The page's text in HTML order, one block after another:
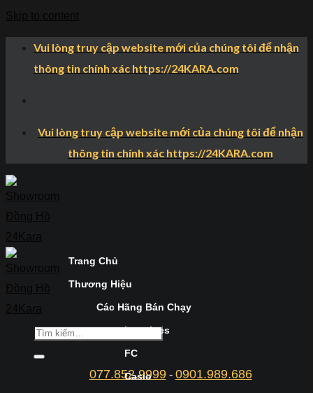
Vui lòng truy cập website mới của chúng tôi để nhận
thông tin chính xác https://24KARA.com
Vui lòng truy cập website mới của chúng tôi để nhận
thông tin chính xác https://24KARA.com
077.852.9999- 0901.989.686
Trang Chủ
Thương Hiệu
Các Hãng Bán Chạy
Longines
FC
Casio